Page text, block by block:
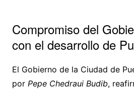
Compromiso del
con el desarrollo de
El Gobierno de la Ciudad de
por Pepe Chedraui Budib,